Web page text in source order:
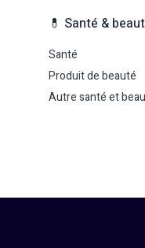
💊 Santé &
Santé
Produit de beauté
Autre santé et